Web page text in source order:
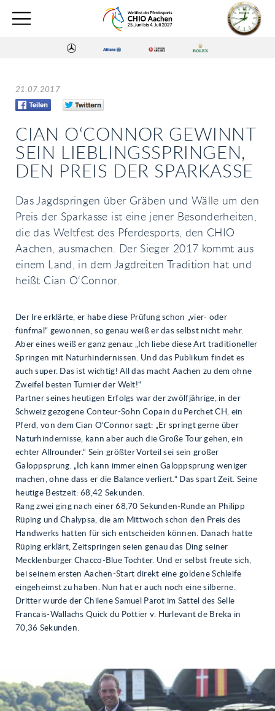
21.07.2017
CIAN O‘CONNOR GEWINNT
SEIN LIEBLINGSSPRINGEN,
DEN PREIS DER SPARKASSE
Das Jagdspringen über Gräben und Wälle um den
Preis der Sparkasse ist eine jener Besonderheiten,
die das Weltfest des Pferdesports, den CHIO
Aachen, ausmachen. Der Sieger 2017 kommt aus
einem Land, in dem Jagdreiten Tradition hat und
heißt Cian O‘Connor.
Der Ire erklärte, er habe diese Prüfung schon „vier- oder
fünfmal“ gewonnen, so genau weiß er das selbst nicht mehr.
Aber eines weiß er ganz genau: „Ich liebe diese Art traditioneller
Springen mit Naturhindernissen. Und das Publikum findet es
auch super. Das ist wichtig! All das macht Aachen zu dem ohne
Zweifel besten Turnier der Welt!“
Partner seines heutigen Erfolgs war der zwölfjährige, in der
Schweiz gezogene Conteur-Sohn Copain du Perchet CH, ein
Pferd, von dem Cian O‘Connor sagt: „Er springt gerne über
Naturhindernisse, kann aber auch die Große Tour gehen, ein
echter Allrounder.“ Sein größter Vorteil sei sein großer
Galoppsprung. „Ich kann immer einen Galoppsprung weniger
machen, ohne dass er die Balance verliert.“ Das spart Zeit. Seine
heutige Bestzeit: 68,42 Sekunden.
Rang zwei ging nach einer 68,70 Sekunden-Runde an Philipp
Rüping und Chalypsa, die am Mittwoch schon den Preis des
Handwerks hatten für sich entscheiden können. Danach hatte
Rüping erklärt, Zeitspringen seien genau das Ding seiner
Mecklenburger Chacco-Blue Tochter. Und er selbst freute sich,
bei seinem ersten Aachen-Start direkt eine goldene Schleife
eingeheimst zu haben. Nun hat er auch noch eine silberne.
Dritter wurde der Chilene Samuel Parot im Sattel des Selle
Francais-Wallachs Quick du Pottier v. Hurlevant de Breka in
70,36 Sekunden.